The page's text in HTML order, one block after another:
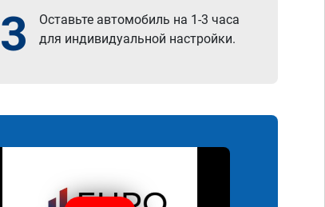
3
Оставьте автомобиль на 1-3 часа
для индивидуальной настройки.